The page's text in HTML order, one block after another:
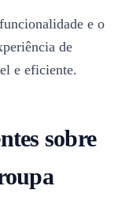
e o
de
e eficiente.
sobre